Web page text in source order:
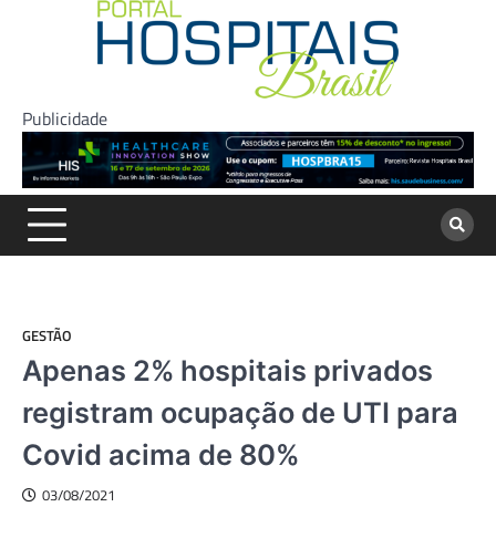
Publicidade
GESTÃO
Apenas 2% hospitais privados
registram ocupação de UTI para
Covid acima de 80%
03/08/2021